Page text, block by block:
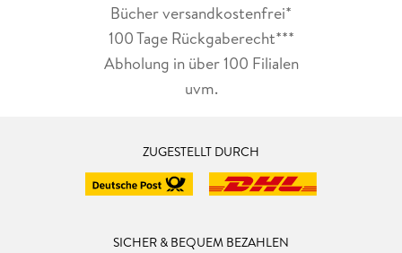
Bücher versandkostenfrei*
100 Tage Rückgaberecht***
Abholung in über 100 Filialen
uvm.
ZUGESTELLT DURCH
SICHER & BEQUEM BEZAHLEN